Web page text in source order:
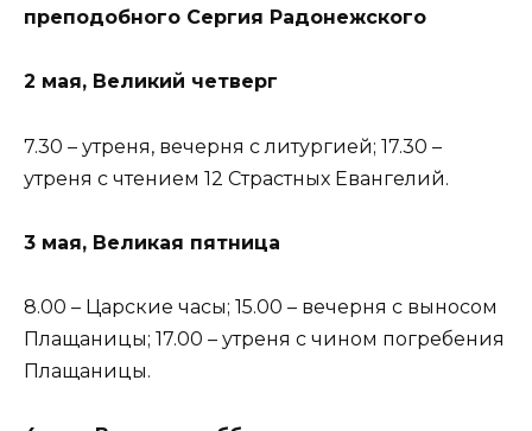
преподобного Сергия Радонежского
2 мая, Великий четверг
7.30 – утреня, вечерня с литургией; 17.30 –
утреня с чтением 12 Страстных Евангелий.
3 мая, Великая пятница
8.00 – Царские часы; 15.00 – вечерня с выносом
Плащаницы; 17.00 – утреня с чином погребения
Плащаницы.